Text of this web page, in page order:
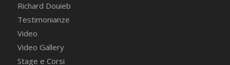
Richard Douieb
Testimonianze
Video
Video Gallery
Stage e Corsi